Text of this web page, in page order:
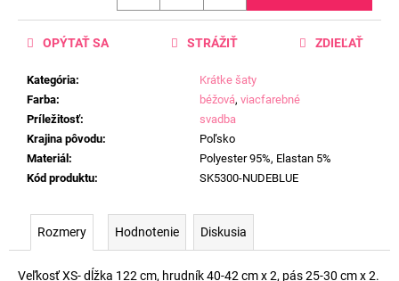
Kategória:
Krátke šaty
Farba: béžová, viacfarebné
Príležitosť:
svadba
Krajina pôvodu:
Poľsko
Materiál :
Polyester 95%, Elastan 5%
Kód produktu: SK5300-NUDEBLUE
OPÝTAŤ SA STRÁŽIŤ ZDIEĽAŤ
Rozmery Hodnotenie Diskusia
Veľkosť XS- dĺžka 122 cm, hrudník 40-42 cm x 2, pás 25-30 cm x 2.